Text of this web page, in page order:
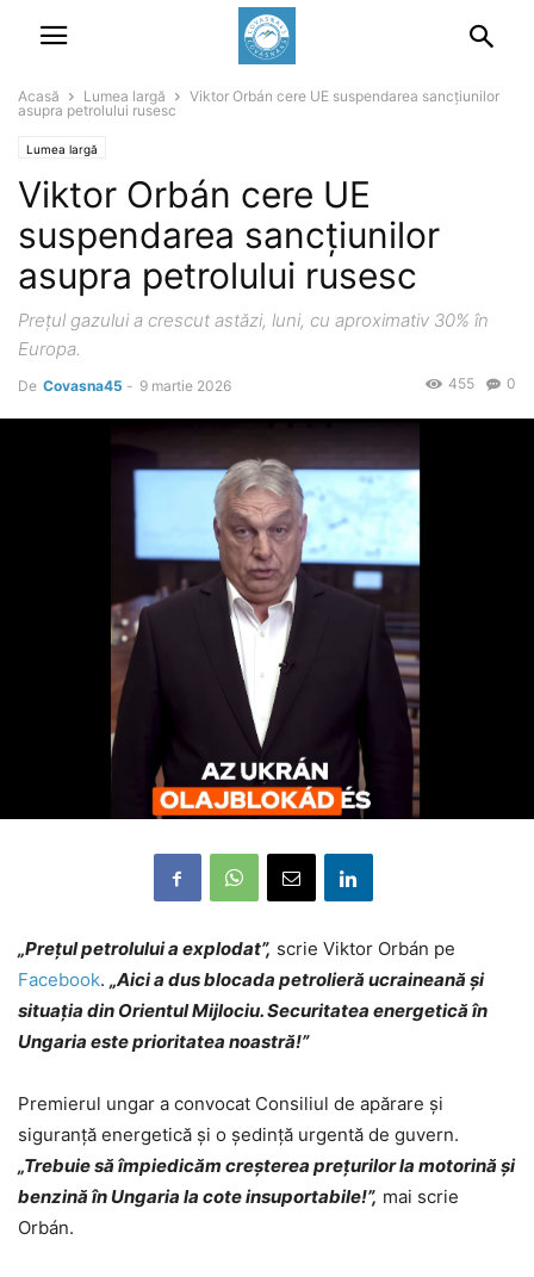
Acasă Lumea largă
Viktor Orbán cere UE suspendarea sancțiunilor
asupra petrolului rusesc
Lumea largă
Viktor Orbán cere UE
suspendarea sancțiunilor
asupra petrolului rusesc
Prețul gazului a crescut astăzi, luni, cu aproximativ 30% în
Europa.
De Covasna45 - 9 martie 2026 0
455
„Prețul petrolului a explodat”, scrie Viktor Orbán pe
Facebook. „Aici a dus blocada petrolieră ucraineană și
situația din Orientul Mijlociu. Securitatea energetică în
Ungaria este prioritatea noastră!”
Premierul ungar a convocat Consiliul de apărare și
siguranță energetică și o ședință urgentă de guvern.
„Trebuie să împiedicăm creșterea prețurilor la motorină și
benzină în Ungaria la cote insuportabile!”, mai scrie
Orbán.